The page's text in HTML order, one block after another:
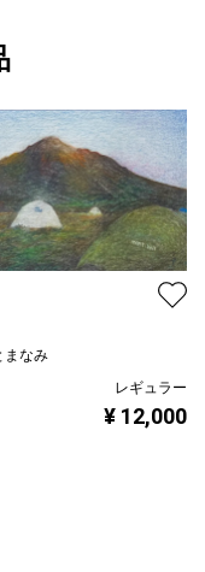
まなみ
レギュラー
¥ 12,000